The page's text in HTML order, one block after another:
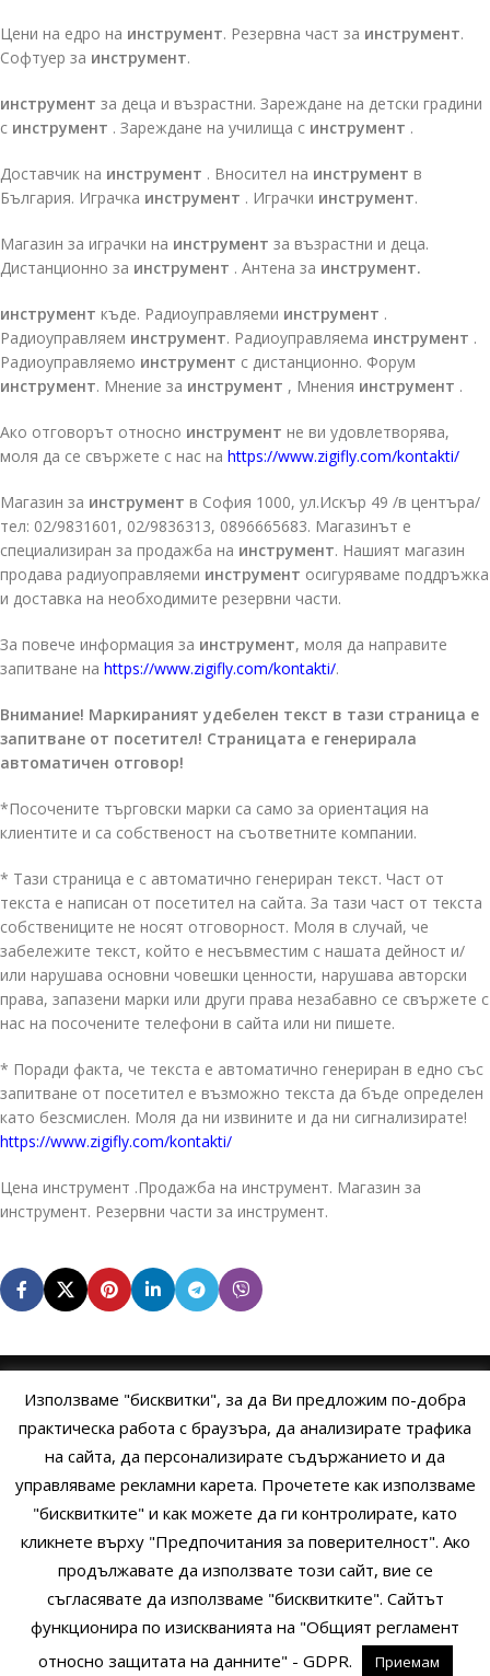
Цени на едро на инструмент. Резервна част за инструмент.
Софтуер за инструмент.
инструмент за деца и възрастни. Зареждане на детски градини
с инструмент . Зареждане на училища с инструмент .
Доставчик на инструмент . Вносител на инструмент в
България. Играчка инструмент . Играчки инструмент.
Магазин за играчки на инструмент за възрастни и деца.
Дистанционно за инструмент . Антена за инструмент.
инструмент къде. Радиоуправляеми инструмент .
Радиоуправляем инструмент. Радиоуправляема инструмент .
Радиоуправляемо инструмент с дистанционно. Форум
инструмент. Мнение за инструмент , Мнения инструмент .
Ако отговорът относно инструмент не ви удовлетворява,
моля да се свържете с нас на https://www.zigifly.com/kontakti/
Магазин за инструмент в София 1000, ул.Искър 49 /в центъра/
тел: 02/9831601, 02/9836313, 0896665683. Магазинът е
специализиран за продажба на инструмент. Нашият магазин
продава радиуоправляеми инструмент осигуряваме поддръжка
и доставка на необходимите резервни части.
За повече информация за инструмент, моля да направите
запитване на https://www.zigifly.com/kontakti/.
Внимание! Маркираният удебелен текст в тази страница е
запитване от посетител! Страницата е генерирала
автоматичен отговор!
*Посочените търговски марки са само за ориентация на
клиентите и са собственост на съответните компании.
* Тази страница е с автоматично генериран текст. Част от
текста е написан от посетител на сайта. За тази част от текста
собствениците не носят отговорност. Моля в случай, че
забележите текст, който е несъвместим с нашата дейност и/
или нарушава основни човешки ценности, нарушава авторски
права, запазени марки или други права незабавно се свържете с
нас на посочените телефони в сайта или ни пишете.
* Поради факта, че текста е автоматично генериран в едно със
запитване от посетител е възможно текста да бъде определен
като безсмислен. Моля да ни извините и да ни сигнализирате!
https://www.zigifly.com/kontakti/
Цена инструмент .Продажба на инструмент. Магазин за
инструмент. Резервни части за инструмент.
ОБЩИ УСЛОВИЯ УСЛОВИЯ И ПРАВИЛА
ПОЛИТИКА НА БИСКВИТКИТЕПОЛИТИКА ЗА ПОВЕРИТЕЛНОСТ
Copyright © 2014 - 2024 Zigifly.com — Developed by We Work With
You
Използваме "бисквитки", за да Ви предложим по-добра
практическа работа с браузъра, да анализирате трафика
на сайта, да персонализирате съдържанието и да
управляваме рекламни карета. Прочетете как използваме
"бисквитките" и как можете да ги контролирате, като
кликнете върху "Предпочитания за поверителност". Ако
продължавате да използвате този сайт, вие се
съгласявате да използваме "бисквитките". Сайтът
функционира по изискванията на "Общият регламент
относно защитата на данните" - GDPR.
Приемам